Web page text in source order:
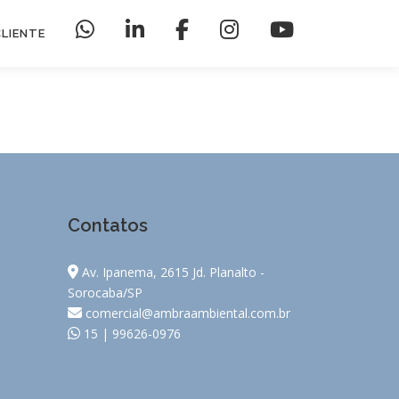
Contatos
Av. Ipanema, 2615 Jd. Planalto -
Sorocaba/SP
comercial@ambraambiental.com.br
15 | 99626-0976